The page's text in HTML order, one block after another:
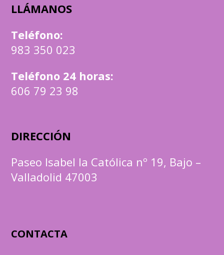
LLÁMANOS
Teléfono:
983 350 023
Teléfono 24 horas:
606 79 23 98
DIRECCIÓN
Paseo Isabel la Católica nº 19, Bajo –
Valladolid 47003
CONTACTA